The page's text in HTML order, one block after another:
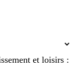
et loisirs :